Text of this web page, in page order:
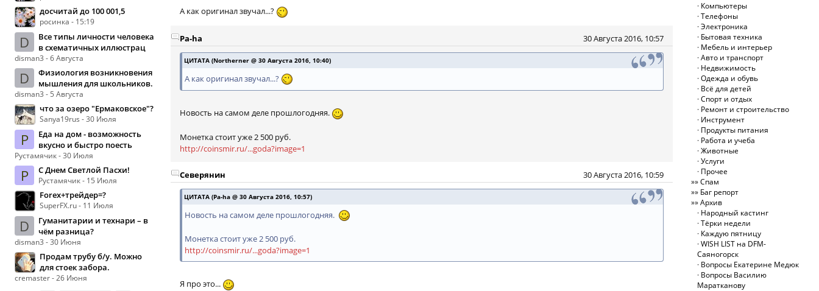
досчитай до 100 001,5
росинка - 15:19
D
Все типы личности человека
в схематичных иллюстрац
disman3 - 6 Августа
D
Физиология возникновения
мышления для школьников.
disman3 - 5 Августа
что за озеро "Ермаковское"?
Sanya19rus - 30 Июля
Р
Еда на дом - возможность
вкусно и быстро поесть
Рустамячик - 30 Июля
Р С Днем Светлой Пасхи!
Рустамячик - 15 Июля
Forex+трейдер=?
SuperFX.ru - 11 Июля
D
Гуманитарии и технари – в
чём разница?
disman3 - 30 Июня
Продам трубу б/у. Можно
для стоек забора.
cremaster - 26 Июня
А как оригинал звучал...?
30 Августа 2016, 10:57
Pa-ha
ЦИТАТА (Northerner @ 30 Августа 2016, 10:40)
А как оригинал звучал...?
Новость на самом деле прошлогодняя.
Монетка стоит уже 2 500 руб.
http://coinsmir.ru/...goda?image=1
30 Августа 2016, 10:59
Северянин
ЦИТАТА (Pa-ha @ 30 Августа 2016, 10:57)
Новость на самом деле прошлогодняя.
Монетка стоит уже 2 500 руб.
http://coinsmir.ru/...goda?image=1
Я про это...
Компьютеры
Телефоны
Электроника
Бытовая техника
Мебель и интерьер
Авто и транспорт
Недвижимость
Одежда и обувь
Всё для детей
Спорт и отдых
Ремонт и строительство
Инструмент
Продукты питания
Работа и учеба
Животные
Услуги
Прочее
Спам
Баг репорт
Архив
Народный кастинг
Тёрки недели
Каждую пятницу
WISH LIST на DFM-
Саяногорск
Вопросы Екатерине Медюк
Вопросы Василию
Маратканову